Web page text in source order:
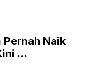
Naik
...